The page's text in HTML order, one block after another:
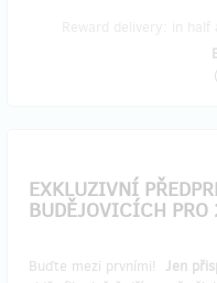
(
EXKLUZIVNÍ
BUDĚJOVICÍCH PRO
Buďte mezi prvními! Jen